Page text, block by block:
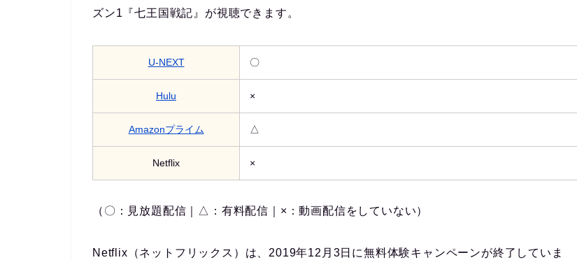
ズン1『七王国戦記』が視聴できます。
U-NEXT 〇
Hulu ×
Amazonプライム △
Netflix ×
（〇：見放題配信｜△：有料配信｜×：動画配信をしていない）
Netflix（ネットフリックス）は、2019年12月3日に無料体験キャンペーンが終了していま